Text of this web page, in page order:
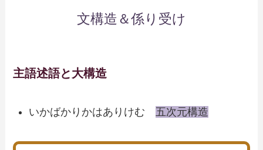
文構造＆係り受け
主語述語と大構造
いかばかりかはありけむ 五次元構造